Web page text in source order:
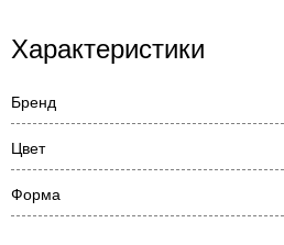
Характеристики
Бренд
Цвет
Форма